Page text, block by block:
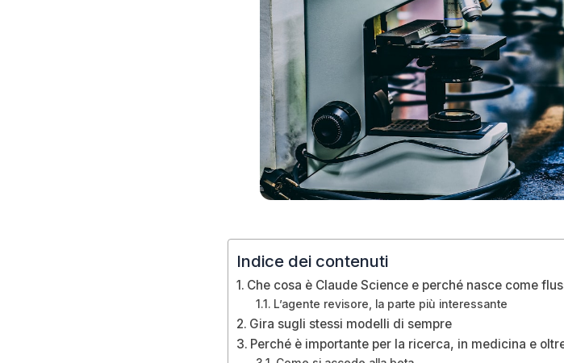
Indice dei contenuti
Che cosa è Claude Science e perché nasce come
L’agente revisore, la parte più interessante
Gira sugli stessi modelli di sempre
Perché è importante per la ricerca, in medicina e